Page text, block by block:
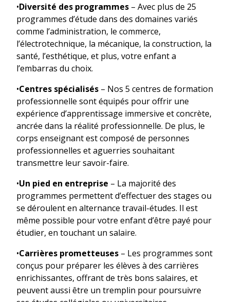
•Diversité des programmes – Avec plus de 25
programmes d’étude dans des domaines variés
comme l’administration, le commerce,
l’électrotechnique, la mécanique, la construction, la
santé, l’esthétique, et plus, votre enfant a
l’embarras du choix.
•Centres spécialisés – Nos 5 centres de formation
professionnelle sont équipés pour offrir une
expérience d’apprentissage immersive et concrète,
ancrée dans la réalité professionnelle. De plus, le
corps enseignant est composé de personnes
professionnelles et aguerries souhaitant
transmettre leur savoir-faire.
•Un pied en entreprise – La majorité des
programmes permettent d’effectuer des stages ou
se déroulent en alternance travail-études. Il est
même possible pour votre enfant d’être payé pour
étudier, en touchant un salaire.
•Carrières prometteuses – Les programmes sont
conçus pour préparer les élèves à des carrières
enrichissantes, offrant de très bons salaires, et
peuvent aussi être un tremplin pour poursuivre